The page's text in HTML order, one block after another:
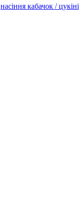
насіння кабачок / цукіні